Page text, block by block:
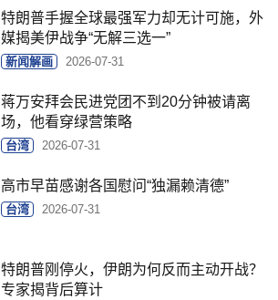
特朗普手握全球最强军力却无计可施，外
媒揭美伊战争“无解三选一”
新闻解画 2026-07-31
蒋万安拜会民进党团不到20分钟被请离
场，他看穿绿营策略
台湾 2026-07-31
高市早苗感谢各国慰问“独漏赖清德”
台湾 2026-07-31
特朗普刚停火，伊朗为何反而主动开战？
专家揭背后算计